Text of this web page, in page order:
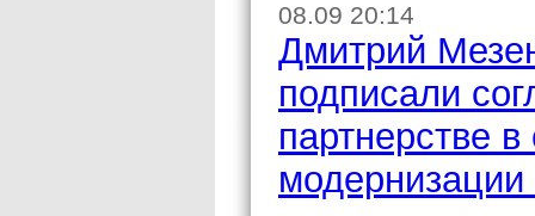
08.09 20:14
Дмитрий
подписали
партнерстве